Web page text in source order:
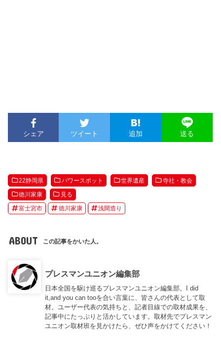
シェア ツイート 追加 送る
22静岡県 パワースポット 世界遺産 寺社・教会
徳川家康 見る
富士宮市 徳川家康 浅間造り
ABOUT この記事をかいた人。
プレスマンユニオン編集部
日本全国を駆け巡るプレスマンユニオン編集部。I did
it,and you can tooを合い言葉に、皆さんの代表として取
材。ユーザー代表の気持ちと、記者目線での取材成果を、
記事中にたっぷりと活かしています。取材先でプレスマン
ユニオン取材班を見かけたら、ぜひ声をかけてください！